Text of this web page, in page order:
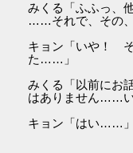
みくる「ふふっ、
……それで、その、
キョン「いや！
た……」
みくる「以前にお
はありません……
キョン「はい……」